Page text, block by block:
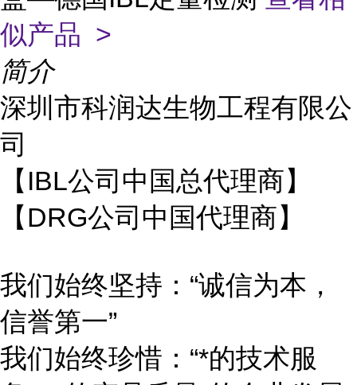
似产品 >
简介
深圳市科润达生物工程有限公
司
【IBL公司中国总代理商】
【DRG公司中国代理商】
我们始终坚持：“诚信为本，
信誉第一”
我们始终珍惜：“*的技术服